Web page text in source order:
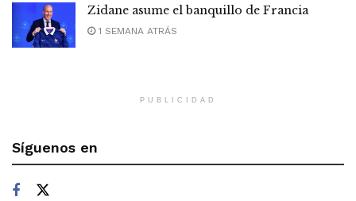
Zidane asume el banquillo de Francia
1 SEMANA ATRÁS
PUBLICIDAD
Síguenos en